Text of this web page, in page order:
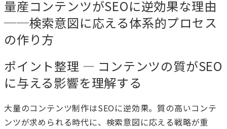
量産コンテンツがSEOに逆効果な理由
──検索意図に応える体系的プロセス
の作り方
ポイント整理 — コンテンツの質がSEO
に与える影響を理解する
大量のコンテンツ制作はSEOに逆効果。質の高いコンテ
ンツが求められる時代に、検索意図に応える戦略が重